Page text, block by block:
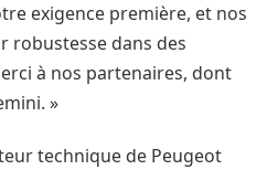
exigence première, et nos
robustesse dans des
à nos partenaires, dont
»
technique de Peugeot